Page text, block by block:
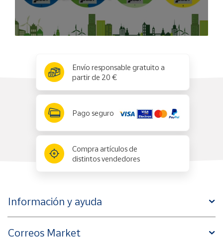
Envío responsable gratuito a
partir de 20 €
Pago seguro
Compra artículos de
distintos vendedores
Información y ayuda
Correos Market